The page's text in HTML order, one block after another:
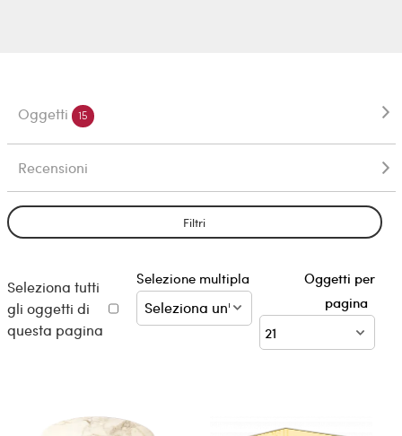
Oggetti 15
Recensioni
Filtri
Seleziona tutti
gli oggetti di
questa pagina
Selezione multipla
Oggetti per
pagina